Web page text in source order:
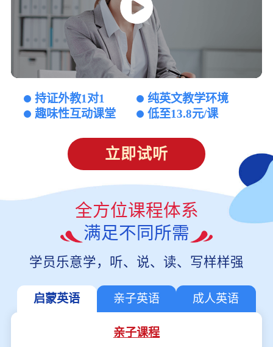
持证外教1对1
纯英文教学环境
趣味性互动课堂
低至13.8元/课
立即试听
全方位课程体系
满足不同所需
学员乐意学，听、说、读、写样样强
启蒙英语 亲子英语 成人英语
亲子课程